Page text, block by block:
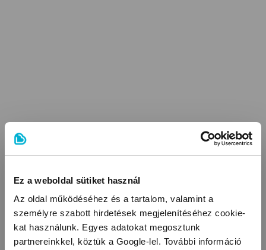
Ez a weboldal sütiket használ
Az oldal működéséhez és a tartalom, valamint a
személyre szabott hirdetések megjelenítéséhez cookie-
kat használunk. Egyes adatokat megosztunk
partnereinkkel, köztük a Google-lel. További információ